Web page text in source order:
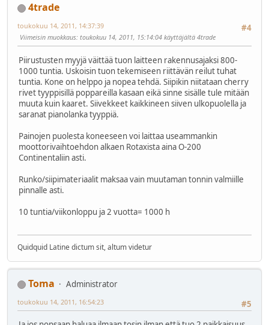
4trade
#4
toukokuu 14, 2011, 14:37:39
Viimeisin muokkaus: toukokuu 14, 2011, 15:14:04 käyttäjältä 4trade
Piirustusten myyjä väittää tuon laitteen rakennusajaksi 800-
1000 tuntia. Uskoisin tuon tekemiseen riittävän reilut tuhat
tuntia. Kone on helppo ja nopea tehdä. Siipikin niitataan cherry
rivet tyyppisillä poppareilla kasaan eikä sinne sisälle tule mitään
muuta kuin kaaret. Siivekkeet kaikkineen siiven ulkopuolella ja
saranat pianolanka tyyppiä.
Painojen puolesta koneeseen voi laittaa useammankin
moottorivaihtoehdon alkaen Rotaxista aina O-200
Continentaliin asti.
Runko/siipimateriaalit maksaa vain muutaman tonnin valmiille
pinnalle asti.
10 tuntia/viikonloppu ja 2 vuotta= 1000 h
Quidquid Latine dictum sit, altum videtur
Toma
Administrator
#5
toukokuu 14, 2011, 16:54:23